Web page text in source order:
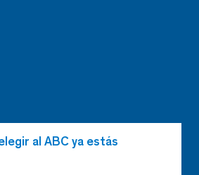
al ABC ya estás